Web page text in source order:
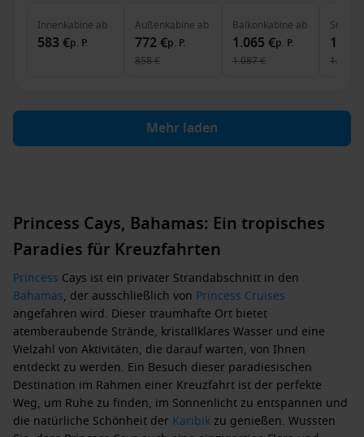
Innenkabine ab
583 €p. P.
Außenkabine ab
772 €p. P.
858 €
Balkonkabine ab
1.065 €p. P.
1.087 €
Suite
1.380 €
Mehr laden
Princess Cays, Bahamas: Ein tropisches
Paradies für Kreuzfahrten
Princess Cays ist ein privater Strandabschnitt in den
Bahamas, der ausschließlich von Princess Cruises
angefahren wird. Dieser traumhafte Ort bietet
atemberaubende Strände, kristallklares Wasser und eine
Vielzahl von Aktivitäten, die darauf warten, von Ihnen
entdeckt zu werden. Ein Besuch dieser paradiesischen
Destination im Rahmen einer Kreuzfahrt ist der perfekte
Weg, um Ruhe zu finden, im Sonnenlicht zu entspannen und
die natürliche Schönheit der Karibikzu genießen. Wussten